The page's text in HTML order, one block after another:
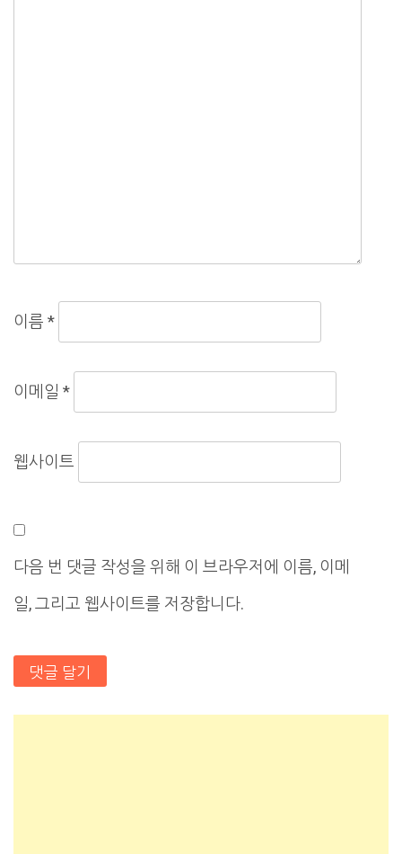
이름 *
이메일 *
웹사이트
다음 번 댓글 작성을 위해 이 브라우저에 이름, 이메
일, 그리고 웹사이트를 저장합니다.